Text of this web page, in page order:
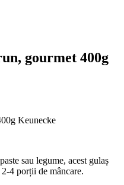
gourmet 400g
Keunecke
sau legume, acest gulaș
4 porții de mâncare.